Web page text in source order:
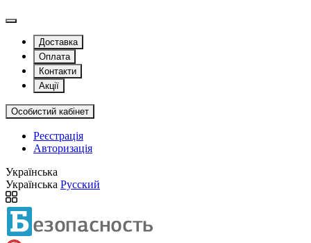
Доставка
Оплата
Контакти
Акції
Особистий кабінет
Реєстрація
Авторизація
Українська
Українська Русский